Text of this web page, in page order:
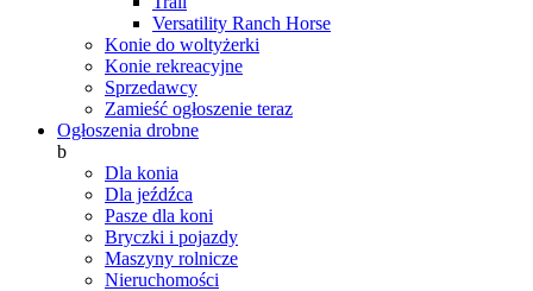
Versatility Ranch Horse
Konie do woltyżerki
Konie rekreacyjne
Sprzedawcy
Zamieść ogłoszenie teraz
Ogłoszenia drobne
b
Dla konia
Dla jeźdźca
Pasze dla koni
Bryczki i pojazdy
Maszyny rolnicze
Nieruchomości